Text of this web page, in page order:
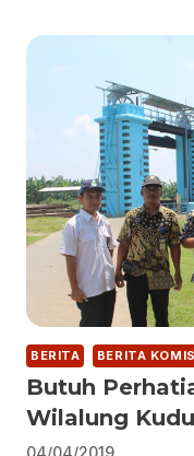
BERITA BERITA
Butuh
Wilalung
04/04/2019